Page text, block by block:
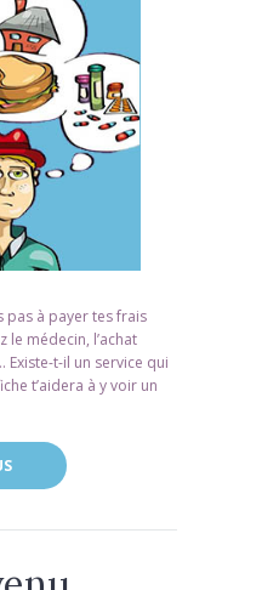
pas à payer tes frais
le médecin, l’achat
Existe-t-il un service qui
t’aidera à y voir un